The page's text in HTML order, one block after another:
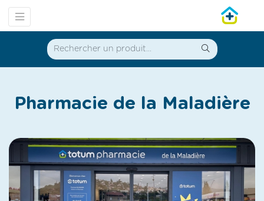
Pharmacie de la Maladière